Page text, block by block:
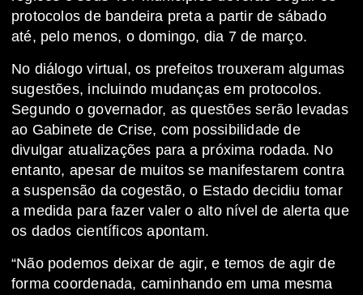
protocolos de bandeira preta a partir de sábado
até, pelo menos, o domingo, dia 7 de março.
No diálogo virtual, os prefeitos trouxeram algumas
sugestões, incluindo mudanças em protocolos.
Segundo o governador, as questões serão levadas
ao Gabinete de Crise, com possibilidade de
divulgar atualizações para a próxima rodada. No
entanto, apesar de muitos se manifestarem contra
a suspensão da cogestão, o Estado decidiu tomar
a medida para fazer valer o alto nível de alerta que
os dados científicos apontam.
“Não podemos deixar de agir, e temos de agir de
forma coordenada, caminhando em uma mesma